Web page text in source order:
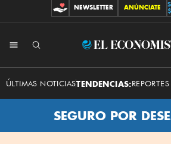
CONTRIBUCIONES
NEWSLETTER ANÚNCIATE
El
ÚLTIMAS NOTICIASTENDENCIAS:
SEGURO POR